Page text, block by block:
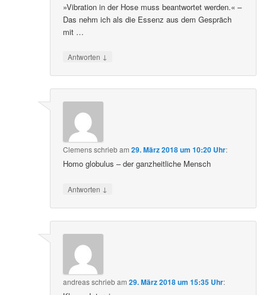
»Vibration in der Hose muss beantwortet werden.« –
Das nehm ich als die Essenz aus dem Gespräch
mit …
Antworten ↓
Clemensschriebam29. März 2018 um 10:20 Uhr:
Homo globulus – der ganzheitliche Mensch
Antworten ↓
andreasschriebam29. März 2018 um 15:35 Uhr: